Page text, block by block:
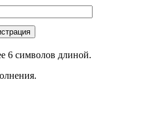
6 символов длиной.